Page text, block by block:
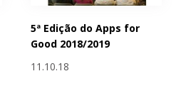
5ª Edição do Apps for
Good 2018/2019
11.10.18